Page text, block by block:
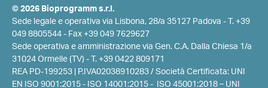
© 2026 Bioprogramm s.r.l.
Sede legale e operativa via Lisbona, 28/a 35127 Padova -
T. +39
049 8805544 - Fax +39 049 7629627
Sede operativa e amministrazione via Gen. C.A. Dalla Chiesa 1/a
31024 Ormelle (TV) -
T. +39 0422 809171
REA PD-199253 | P.IVA02038910283 / Società Certificata: UNI
EN ISO 9001:2015 - ISO 14001:2015 - ISO 45001:2018 – UNI